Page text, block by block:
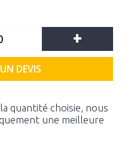
+
DEVIS
quantité choisie, nous
une meilleure